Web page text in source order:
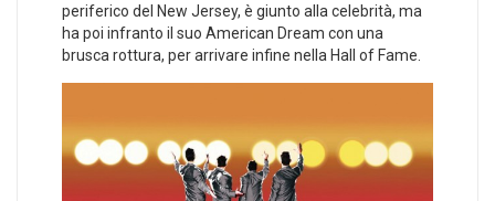
periferico del New Jersey, è giunto alla celebrità, ma
ha poi infranto il suo American Dream con una
brusca rottura, per arrivare infine nella Hall of Fame.